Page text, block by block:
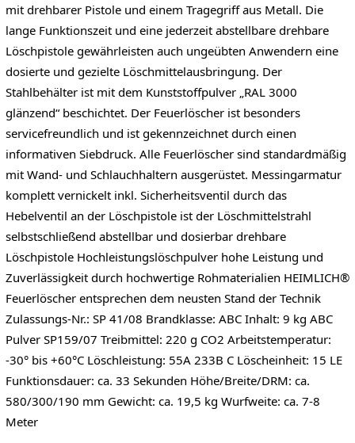
mit drehbarer Pistole und einem Tragegriff aus Metall. Die
lange Funktionszeit und eine jederzeit abstellbare drehbare
Löschpistole gewährleisten auch ungeübten Anwendern eine
dosierte und gezielte Löschmittelausbringung. Der
Stahlbehälter ist mit dem Kunststoffpulver „RAL 3000
glänzend“ beschichtet. Der Feuerlöscher ist besonders
servicefreundlich und ist gekennzeichnet durch einen
informativen Siebdruck. Alle Feuerlöscher sind standardmäßig
mit Wand- und Schlauchhaltern ausgerüstet. Messingarmatur
komplett vernickelt inkl. Sicherheitsventil durch das
Hebelventil an der Löschpistole ist der Löschmittelstrahl
selbstschließend abstellbar und dosierbar drehbare
Löschpistole Hochleistungslöschpulver hohe Leistung und
Zuverlässigkeit durch hochwertige Rohmaterialien HEIMLICH®
Feuerlöscher entsprechen dem neusten Stand der Technik
Zulassungs-Nr.: SP 41/08 Brandklasse: ABC Inhalt: 9 kg ABC
Pulver SP159/07 Treibmittel: 220 g CO2 Arbeitstemperatur:
-30° bis +60°C Löschleistung: 55A 233B C Löscheinheit: 15 LE
Funktionsdauer: ca. 33 Sekunden Höhe/Breite/DRM: ca.
580/300/190 mm Gewicht: ca. 19,5 kg Wurfweite: ca. 7-8
Meter